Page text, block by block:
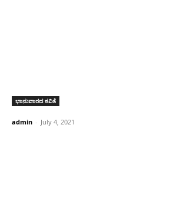
ಭಾನುವಾರದ ಕವಿತೆ
admin - July 4, 2021